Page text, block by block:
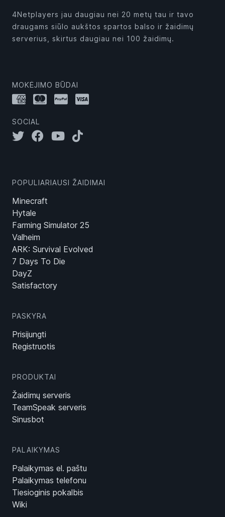
4Netplayers jau daugiau nei 20 metų tau ir tavo
draugams siūlo aukštos spartos balso ir žaidimų
serverius, skirtus daugiau nei 100 žaidimų.
MOKĖJIMO BŪDAI
SOCIAL
POPULIARIAUSI ŽAIDIMAI
Minecraft
Hytale
Farming Simulator 25
Valheim
ARK: Survival Evolved
7 Days To Die
DayZ
Satisfactory
PASKYRA
Prisijungti
Registruotis
PRODUKTAI
Žaidimų serveris
TeamSpeak serveris
Sinusbot
PALAIKYMAS
Palaikymas el. paštu
Palaikymas telefonu
Tiesioginis pokalbis
Wiki